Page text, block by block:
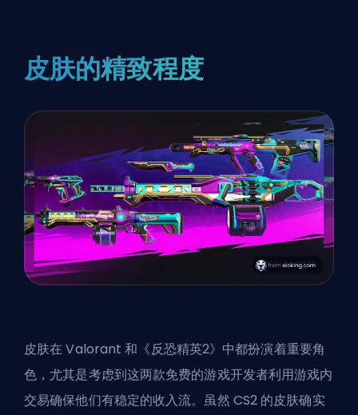
皮肤的精致程度
皮肤在 Valorant 和《反恐精英2》中都扮演着重要角
色，尤其是考虑到这两款免费的游戏开发者利用游戏内
交易确保他们有稳定的收入流。虽然 CS2 的皮肤确实